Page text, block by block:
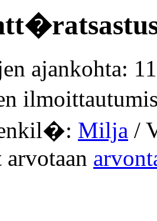
ajankohta:
Milja /